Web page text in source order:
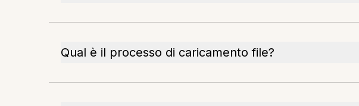
Qual è il processo di caricamento file?